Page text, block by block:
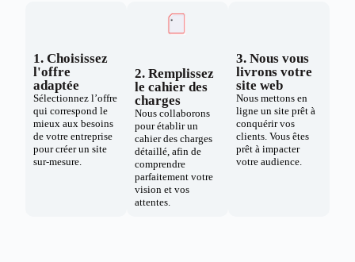
1. Choisissez
l'offre
adaptée
Sélectionnez l’offre
qui correspond le
mieux aux besoins
de votre entreprise
pour créer un site
sur-mesure.
2. Remplissez
le cahier des
charges
Nous collaborons
pour établir un
cahier des charges
détaillé, afin de
comprendre
parfaitement votre
vision et vos
attentes.
3. Nous vous
livrons votre
site web
Nous mettons en
ligne un site prêt à
conquérir vos
clients. Vous êtes
prêt à impacter
votre audience.